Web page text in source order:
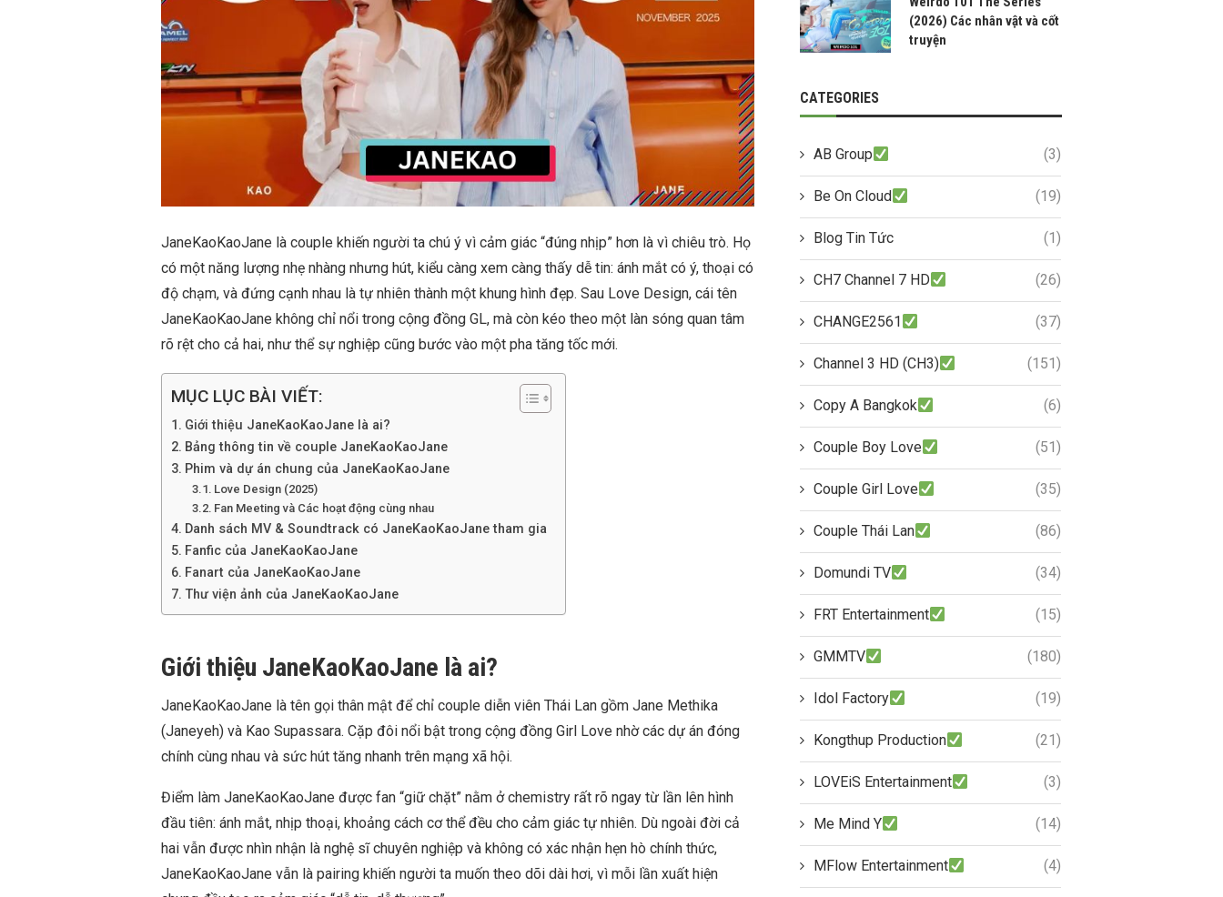
JaneKaoKaoJane là couple khiến người ta chú ý vì cảm giác “đúng nhịp” hơn là vì chiêu trò. Họ
có một năng lượng nhẹ nhàng nhưng hút, kiểu càng xem càng thấy dễ tin: ánh mắt có ý, thoại có
độ chạm, và đứng cạnh nhau là tự nhiên thành một khung hình đẹp. Sau Love Design, cái tên
JaneKaoKaoJane không chỉ nổi trong cộng đồng GL, mà còn kéo theo một làn sóng quan tâm
rõ rệt cho cả hai, như thể sự nghiệp cũng bước vào một pha tăng tốc mới.
MỤC LỤC BÀI VIẾT:
Giới thiệu JaneKaoKaoJane là ai?
Bảng thông tin về couple JaneKaoKaoJane
Phim và dự án chung của JaneKaoKaoJane
Love Design (2025)
Fan Meeting và Các hoạt động cùng nhau
Danh sách MV & Soundtrack có JaneKaoKaoJane tham gia
Fanfic của JaneKaoKaoJane
Fanart của JaneKaoKaoJane
Thư viện ảnh của JaneKaoKaoJane
Giới thiệu JaneKaoKaoJane là ai?
JaneKaoKaoJane là tên gọi thân mật để chỉ couple diễn viên Thái Lan gồm Jane Methika
(Janeyeh) và Kao Supassara. Cặp đôi nổi bật trong cộng đồng Girl Love nhờ các dự án đóng
chính cùng nhau và sức hút tăng nhanh trên mạng xã hội.
Điểm làm JaneKaoKaoJane được fan “giữ chặt” nằm ở chemistry rất rõ ngay từ lần lên hình
đầu tiên: ánh mắt, nhịp thoại, khoảng cách cơ thể đều cho cảm giác tự nhiên. Dù ngoài đời cả
hai vẫn được nhìn nhận là nghệ sĩ chuyên nghiệp và không có xác nhận hẹn hò chính thức,
JaneKaoKaoJane vẫn là pairing khiến người ta muốn theo dõi dài hơi, vì mỗi lần xuất hiện
(2026) Các nhân vật và cốt
truyện
CATEGORIES
AB Group (3)
Be On Cloud (19)
Blog Tin Tức (1)
CH7 Channel 7 HD (26)
CHANGE2561 (37)
Channel 3 HD (CH3) (151)
Copy A Bangkok (6)
Couple Boy Love (51)
Couple Girl Love (35)
Couple Thái Lan (86)
Domundi TV (34)
FRT Entertainment (15)
GMMTV (180)
Idol Factory (19)
Kongthup Production (21)
LOVEiS Entertainment (3)
Me Mind Y (14)
MFlow Entertainment (4)